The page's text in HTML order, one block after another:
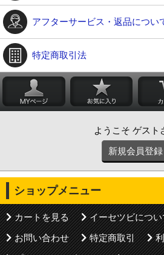
アフターサービス・返品につい
特定商取引法
ようこそ ゲスト
新規会員登録
ショップメニュー
カートを見る イーセツビについ
お問い合わせ
特定商取引